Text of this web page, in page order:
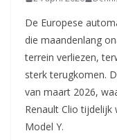
De Europese
die maandenlang
terrein verliezen,
sterk terugkomen.
van maart 2026,
Renault Clio
Model Y.